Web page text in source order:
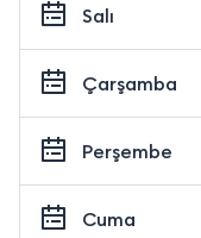
Salı
Çarşamba
Perşembe
Cuma